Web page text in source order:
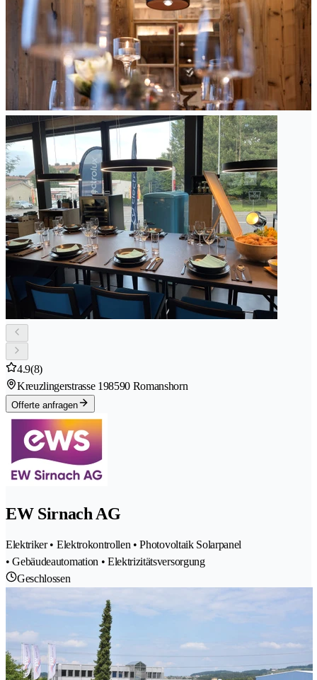
4.9(8)
Kreuzlingerstrasse 198590 Romanshorn
Offerte anfragen
EW Sirnach AG
Elektriker • Elektrokontrollen • Photovoltaik Solarpanel
• Gebäudeautomation • Elektrizitätsversorgung
Geschlossen